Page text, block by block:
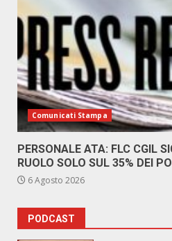
Comunicati Stampa
PERSONALE ATA: FLC CGIL
RUOLO SOLO SUL 35% DEI
6 Agosto 2026
PODCAST